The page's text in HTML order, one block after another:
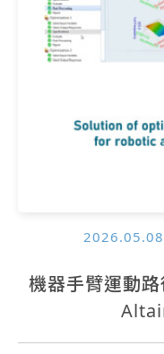
2026.05.08
機器手臂運動